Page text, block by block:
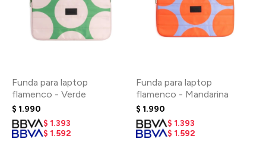
Funda para laptop
flamenco - Verde
$ 1.990
$ 1.393
$ 1.592
Funda para laptop
flamenco - Mandarina
$ 1.990
$ 1.393
$ 1.592